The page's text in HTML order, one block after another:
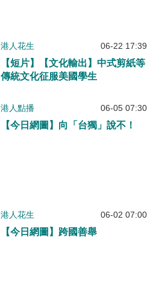
港人花生 06-22 17:39
【短片】【文化輸出】中式剪紙等
傳統文化征服美國學生
港人點播 06-05 07:30
【今日網圖】向「台獨」說不！
港人花生 06-02 07:00
【今日網圖】跨國善舉